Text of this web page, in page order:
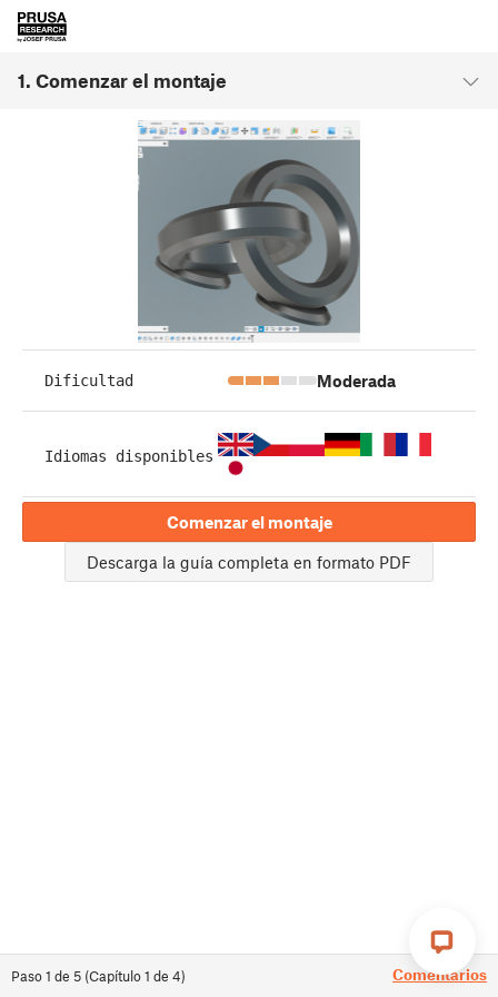
1. Comenzar el montaje
Paso1 de 5 (Capítulo1 de 4) Comentarios
Dificultad Moderada
Idiomas disponibles
Comenzar el montaje
Descarga la guía completa en formato PDF